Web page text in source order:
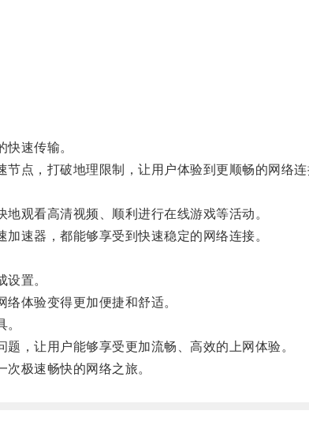
速传输。
点，打破地理限制，让用户体验到更顺畅的网络
观看高清视频、顺利进行在线游戏等活动。
速器，都能够享受到快速稳定的网络连接。
置。
体验变得更加便捷和舒适。
，让用户能够享受更加流畅、高效的上网体验。
极速畅快的网络之旅。